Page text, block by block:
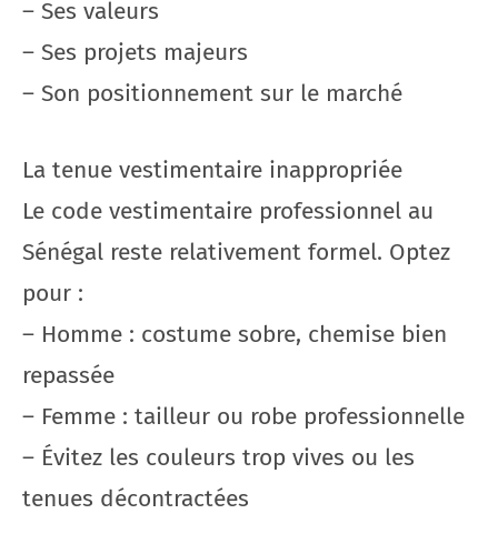
– Ses valeurs
– Ses projets majeurs
– Son positionnement sur le marché
La tenue vestimentaire inappropriée
Le code vestimentaire professionnel au
Sénégal reste relativement formel. Optez
pour :
– Homme : costume sobre, chemise bien
repassée
– Femme : tailleur ou robe professionnelle
– Évitez les couleurs trop vives ou les
tenues décontractées